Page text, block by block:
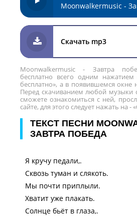
Moonwalkermusic -
Скачать mp3
Moonwalkermusic - Завтра
бесплатно всего одним
бесплатно», а в появившемся окне
Перед скачиванием любой музыки
сможете ознакомиться с ней,
сайте, для этого следует нажать на -
ТЕКСТ ПЕСНИ
ЗАВТРА ПОБЕДА
Я кручу педали,.
Сквозь туман и слякоть.
Мы почти приплыли.
Хватит уже плакать.
Солнце бьёт в глаза,.